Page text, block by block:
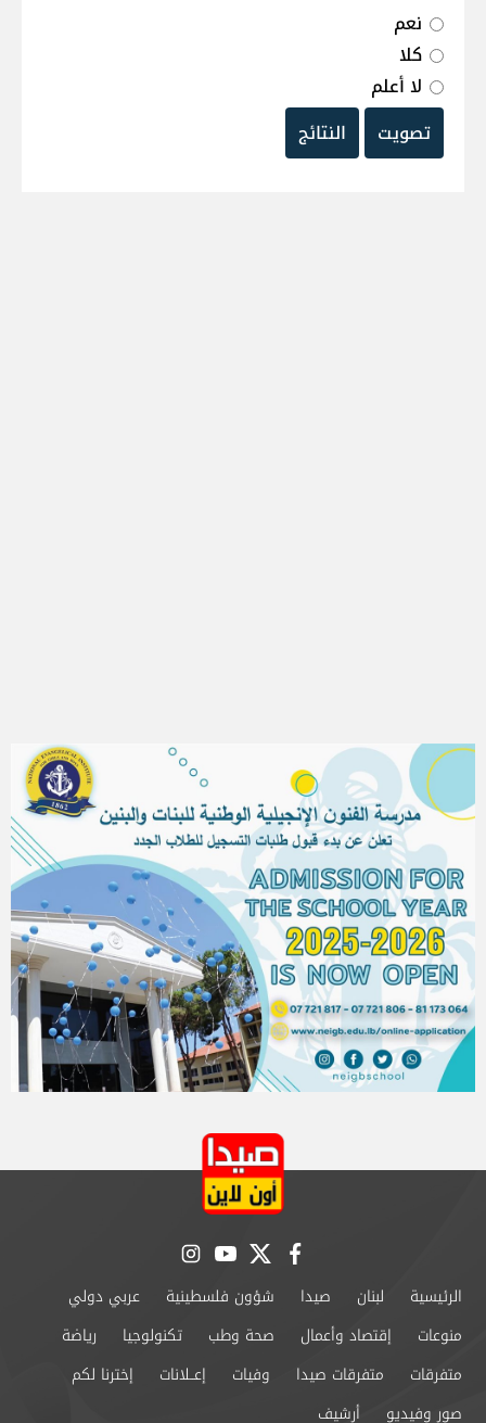
نعم
كلا
لا أعلم
تصويت
النتائج
facebook
twitter
youtube
instagram
الرئيسية لبنان صيدا شؤون فلسطينية
عربي دولي
منوعات
إقتصاد وأعمال صحة وطب تكنولوجيا
رياضة
متفرقات
متفرقات صيدا وفيات إعــلانات
إخترنا لكم
صور وفيديو
أرشيف